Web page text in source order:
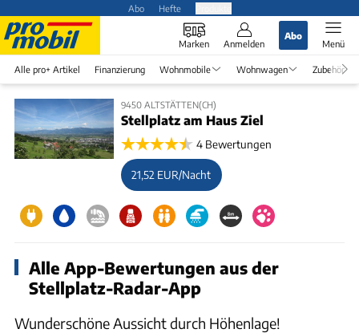
Abo Hefte
Marken Anmelden
Abo
Menü
Alle pro+ Artikel Finanzierung Wohnmobile Wohnwagen Zubehör
9450 ALTSTÄTTEN(CH)
Stellplatz am Haus Ziel
4 Bewertungen
21,52 EUR/Nacht
Alle App-Bewertungen aus der
Stellplatz-Radar-App
Wunderschöne Aussicht durch Höhenlage!